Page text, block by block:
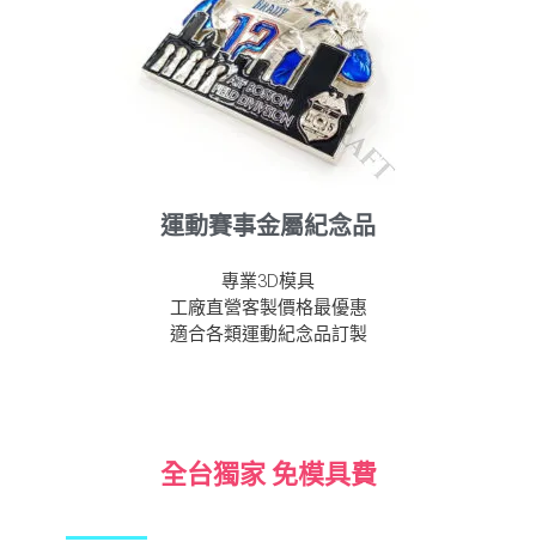
運動賽事金屬紀念品
專業3D模具
工廠直營客製價格最優惠
適合各類運動紀念品訂製
全台獨家 免模具費